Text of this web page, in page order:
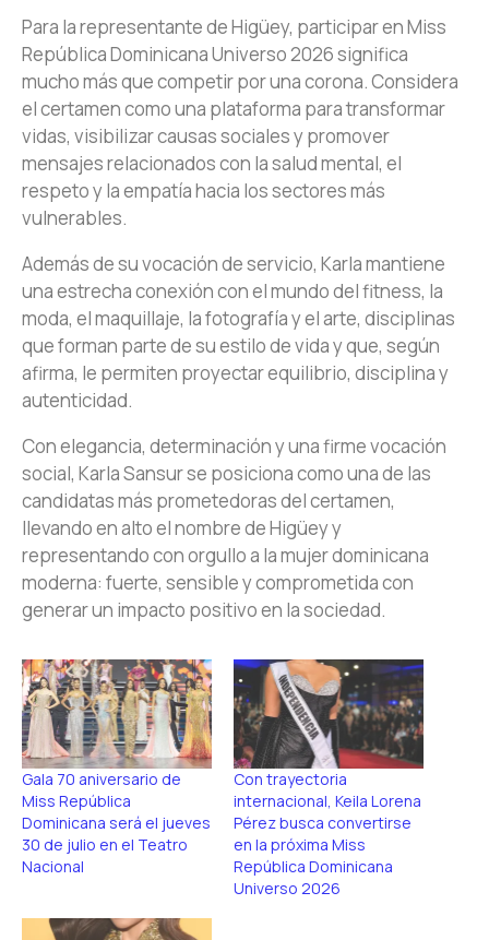
Para la representante de Higüey, participar en Miss
República Dominicana Universo 2026 significa
mucho más que competir por una corona. Considera
el certamen como una plataforma para transformar
vidas, visibilizar causas sociales y promover
mensajes relacionados con la salud mental, el
respeto y la empatía hacia los sectores más
vulnerables.
Además de su vocación de servicio, Karla mantiene
una estrecha conexión con el mundo del fitness, la
moda, el maquillaje, la fotografía y el arte, disciplinas
que forman parte de su estilo de vida y que, según
afirma, le permiten proyectar equilibrio, disciplina y
autenticidad.
Con elegancia, determinación y una firme vocación
social, Karla Sansur se posiciona como una de las
candidatas más prometedoras del certamen,
llevando en alto el nombre de Higüey y
representando con orgullo a la mujer dominicana
moderna: fuerte, sensible y comprometida con
generar un impacto positivo en la sociedad.
Gala 70 aniversario de
Miss República
Dominicana será el jueves
30 de julio en el Teatro
Nacional
Con trayectoria
internacional, Keila Lorena
Pérez busca convertirse
en la próxima Miss
República Dominicana
Universo 2026